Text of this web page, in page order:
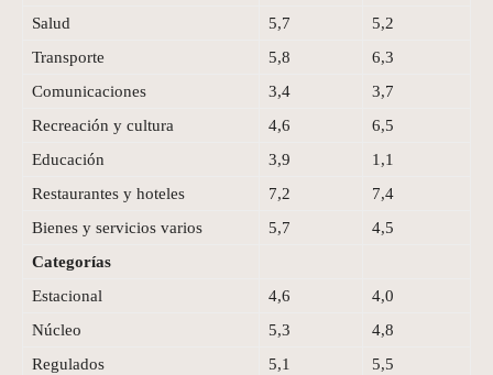
Salud 5,7
5,2
Transporte
5,8
6,3
Comunicaciones
3,4
3,7
Recreación y cultura
4,6
6,5
Educación
3,9
1,1
Restaurantes y hoteles
7,2
7,4
Bienes y servicios varios
5,7
4,5
Categorías
Estacional
4,6
4,0
Núcleo
5,3
4,8
Regulados
5,1
5,5